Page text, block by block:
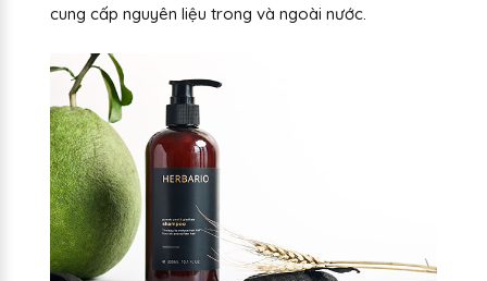
cung cấp nguyên liệu trong và ngoài nước.